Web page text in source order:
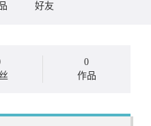
好友
0
作品